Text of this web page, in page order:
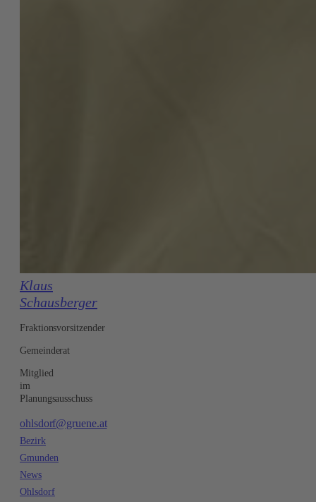
Klaus
Schausberger
Fraktionsvorsitzender
Gemeinderat
Mitglied
im
Planungsausschuss
ohlsdorf@gruene.at
Bezirk
Gmunden
News
Ohlsdorf